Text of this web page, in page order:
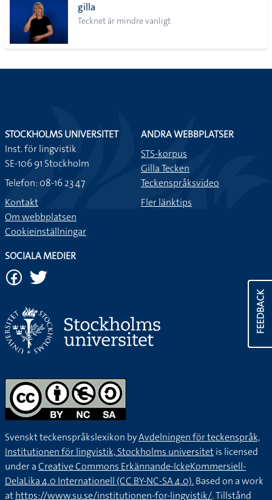
gilla
Tecknet är mindre vanligt
FEEDBACK
STOCKHOLMS UNIVERSITET
Inst. för lingvistik
SE-106 91 Stockholm
Telefon: 08-16 23 47
Kontakt
Om webbplatsen
Cookieinställningar
ANDRA WEBBPLATSER
STS-korpus
Gilla Tecken
Teckenspråksvideo
Fler länktips
SOCIALA MEDIER
Svenskt teckenspråkslexikon byAvdelningen för teckenspråk,
Institutionen för lingvistik, Stockholms universitetis licensed
under aCreative Commons Erkännande-IckeKommersiell-
DelaLika 4.0 Internationell (CC BY-NC-SA 4.0).Based on a work
athttps://www.su.se/institutionen-for-lingvistik/. Tillstånd